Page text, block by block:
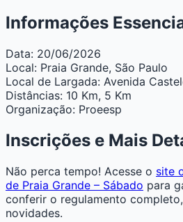
Informações
Data: 20/06/2026
Local: Praia Grande, São Paulo
Local de Largada: Avenida
Distâncias: 10 Km, 5 Km
Organização: Proeesp
Inscrições e Mais
Não perca tempo! Acesse o site
de Praia Grande – Sábado para
conferir o regulamento
novidades.